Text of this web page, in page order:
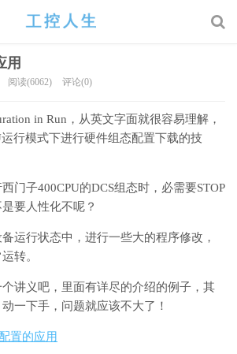
用
阅读(6062) 评论(0)
in Run，从英文字面就很容易理解，
行模式下进行硬件组态配置下载的技
门子400CPU的DCS组态时，必需要STOP
要人性化不呢？
运行状态中，进行一些大的程序修改，
转。
讲义吧，里面有详尽的介绍的例子，其
一下手，问题就应该不大了！
置的应用